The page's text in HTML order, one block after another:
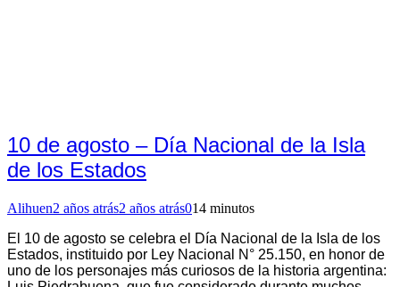
10 de agosto – Día Nacional de la Isla
de los Estados
Alihuen2 años atrás2 años atrás014 minutos
El 10 de agosto se celebra el Día Nacional de la Isla de los
Estados, instituido por Ley Nacional N° 25.150, en honor de
uno de los personajes más curiosos de la historia argentina: